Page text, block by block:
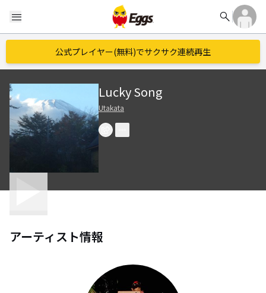
menu search
公式プレイヤー(無料)でサクサク連続再生
Lucky Song
Utakata
アーティスト情報